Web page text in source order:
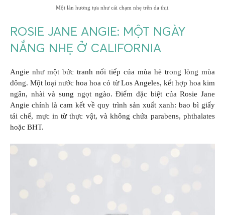
Một làn hương tựa như cái chạm nhẹ trên da thịt.
ROSIE JANE ANGIE: MỘT NGÀY
NẮNG NHẸ Ở CALIFORNIA
Angie như một bức tranh nối tiếp của mùa hè trong lòng mùa
đông. Một loại nước hoa hoa cỏ từ Los Angeles, kết hợp hoa kim
ngân, nhài và sung ngọt ngào. Điểm đặc biệt của Rosie Jane
Angie chính là cam kết về quy trình sản xuất xanh: bao bì giấy
tái chế, mực in từ thực vật, và không chứa parabens, phthalates
hoặc BHT.